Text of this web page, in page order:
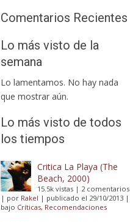
Comentarios Recientes
Lo más visto de la
semana
Lo lamentamos. No hay nada
que mostrar aún.
Lo más visto de todos
los tiempos
Critica La Playa (The
Beach, 2000)
15.5k vistas | 2 comentarios
| por Rakel | publicado el 29/10/2013 |
bajo Críticas, Recomendaciones